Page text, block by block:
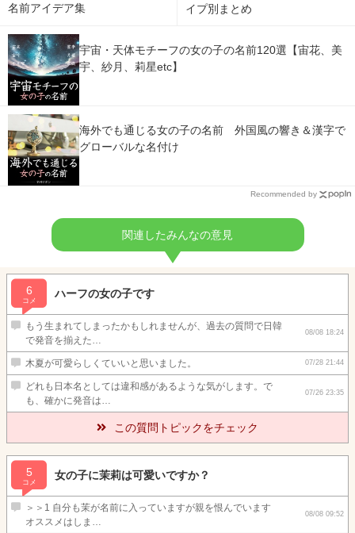
名前アイデア集
イプ別まとめ
宇宙・天体モチーフの女の子の名前120選【宙花、美
宇、紗月、莉星etc】
海外でも通じる女の子の名前 外国風の響き＆漢字で
グローバルな名付け
Recommended by
関連したみんなの意見
6
コメ
ハーフの女の子です
もう生まれてしまったかもしれませんが、過去の質問で日韓
で発音を揃えた…
08/08 18:24
木夏が可愛らしくていいと思いました。 07/28 21:44
どれも日本名としては違和感があるような気がします。で
も、確かに発音は…
07/26 23:35
この質問トピックをチェック
5
コメ
女の子に茉莉は可愛いですか？
＞＞1 自分も茉が名前に入っていますが親を恨んでいます
オススメはしま…
08/08 09:52